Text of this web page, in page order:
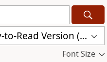
Vietnamese Bible: Easy-to-Read Version (BPT)
Font Size